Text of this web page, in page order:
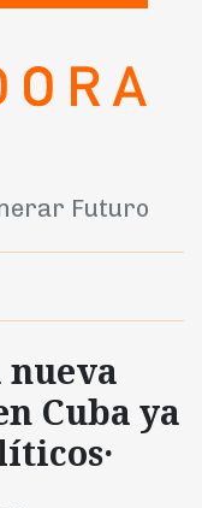
Futuro
nueva
Cuba ya